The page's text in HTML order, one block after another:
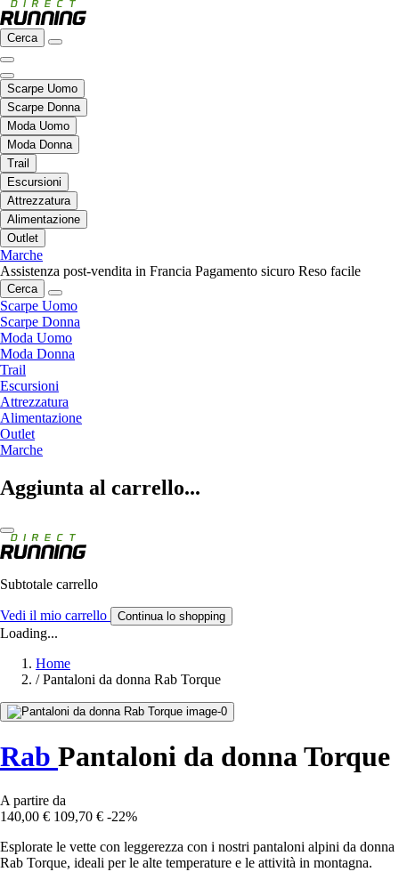
Cerca
Scarpe Uomo
Scarpe Donna
Moda Uomo
Moda Donna
Trail
Escursioni
Attrezzatura
Alimentazione
Outlet
Marche
Assistenza post-vendita in Francia Pagamento sicuro Reso facile
Cerca
Scarpe Uomo
Scarpe Donna
Moda Uomo
Moda Donna
Trail
Escursioni
Attrezzatura
Alimentazione
Outlet
Marche
Aggiunta al carrello...
Subtotale carrello
Vedi il mio carrello Continua lo shopping
Loading...
Home
/ Pantaloni da donna Rab Torque
Rab Pantaloni da donna Torque
A partire da
140,00 € 109,70 € -22%
Esplorate le vette con leggerezza con i nostri pantaloni alpini da donna
Rab Torque, ideali per le alte temperature e le attività in montagna.